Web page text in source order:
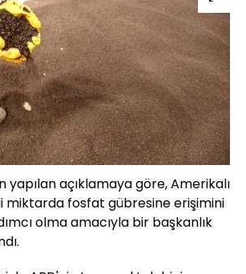
yapılan açıklamaya göre, Amerikalı
miktarda fosfat gübresine erişimini
olma amacıyla bir başkanlık